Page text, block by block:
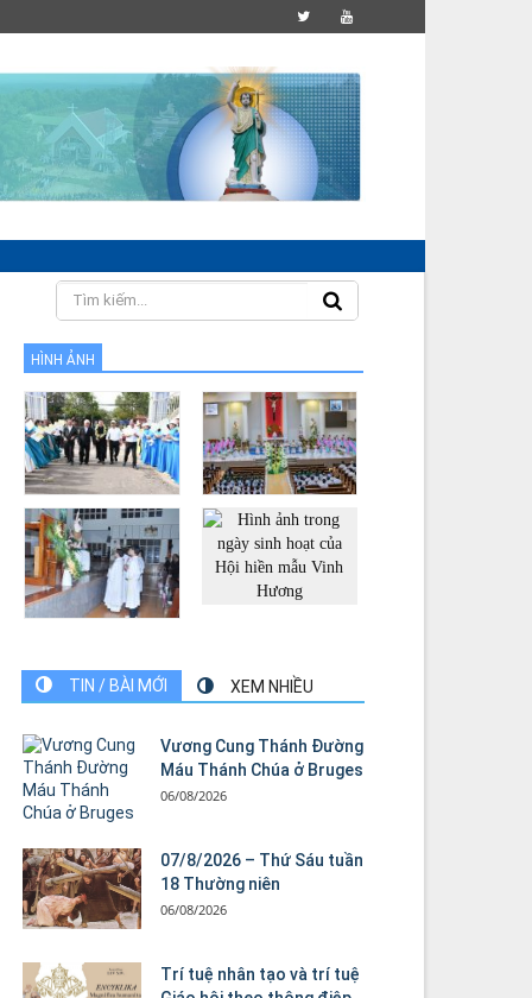
HÌNH ẢNH
TIN / BÀI MỚI XEM NHIỀU
Vương Cung Thánh Ðường
Máu Thánh Chúa ở Bruges
06/08/2026
07/8/2026 – Thứ Sáu tuần
18 Thường niên
06/08/2026
Trí tuệ nhân tạo và trí tuệ